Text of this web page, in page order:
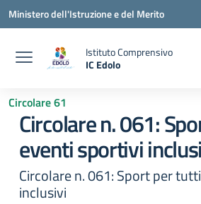
Vai ai contenuti
Vai al menu di navigazione
Vai al footer
Ministero dell'Istruzione e del Merito
Istituto Comprensivo
IC Edolo
Circolare 61
Circolare n. 061:
eventi sportivi
Circolare n. 061: Sport per
inclusivi